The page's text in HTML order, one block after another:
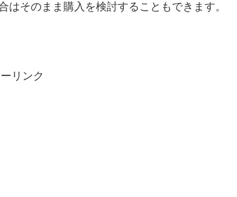
そのまま購入を検討することもできます。
リンク